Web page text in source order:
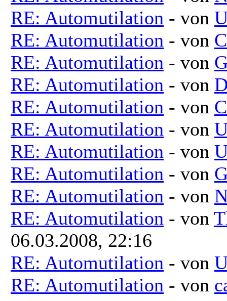
RE: Automutilation - von
RE: Automutilation - von
RE: Automutilation - von
RE: Automutilation - von
RE: Automutilation - von
RE: Automutilation - von
RE: Automutilation - von
RE: Automutilation - von
RE: Automutilation - von
RE: Automutilation - von
06.03.2008, 22:16
RE: Automutilation - von
RE: Automutilation - von